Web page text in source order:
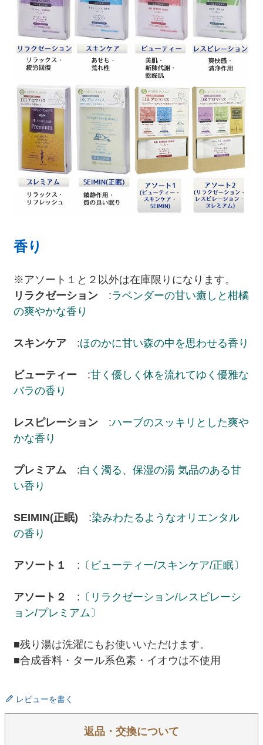
香り
※アソート１と２以外は在庫限りになります。
リラクゼーション :ラベンダーの甘い癒しと柑橘
の爽やかな香り
スキンケア :ほのかに甘い森の中を思わせる香り
ビューティー :甘く優しく体を流れてゆく優雅な
バラの香り
レスピレーション :ハーブのスッキリとした爽や
かな香り
プレミアム :白く濁る、保湿の湯 気品のある甘
い香り
SEIMIN(正眠) :染みわたるようなオリエンタル
の香り
アソート１ : 〔ビューティー/スキンケア/正眠〕
アソート２ : 〔リラクゼーション/レスピレーシ
ョン/プレミアム〕
■残り湯は洗濯にもお使いいただけます。
■合成香料・タール系色素・イオウは不使用
レビューを書く
返品・交換について